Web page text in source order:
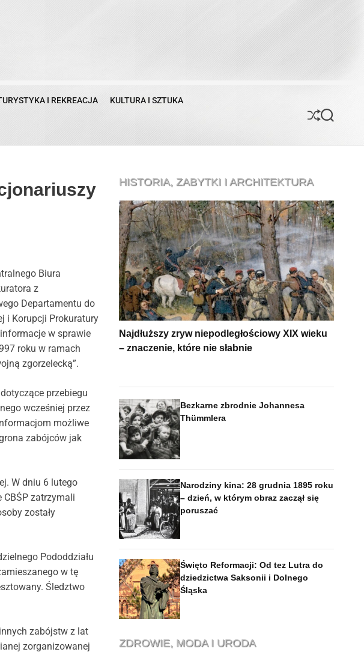
I REKREACJA KULTURA I SZTUKA
S
e
S
Biura
z
Departamentu do
i Korupcji Prokuratury
w sprawie
roku w ramach
zgorzelecką”.
przebiegu
wcześniej przez
możliwe
zabójców jak
W dniu 6 lutego
zatrzymali
zostały
Pododdziału
w tę
Śledztwo
zabójstw z lat
zorganizowanej
HISTORIA, ZABYTKI I ARCHITEKTURA
Najdłuższy zryw niepodległościowy XIX wieku
– znaczenie, które nie słabnie
Bezkarne zbrodnie Johannesa
Thümmlera
Narodziny kina: 28 grudnia 1895 roku
– dzień, w którym obraz zaczął się
poruszać
Święto Reformacji: Od tez Lutra do
dziedzictwa Saksonii i Dolnego
Śląska
ZDROWIE, MODA I URODA